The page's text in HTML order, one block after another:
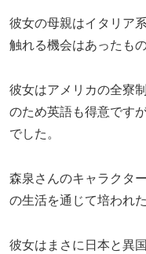
彼女の母親はイタリア
触れる機会はあったも
彼女はアメリカの全寮
のため英語も得意です
でした。
森泉さんのキャラクタ
の生活を通じて培われ
彼女はまさに日本と異